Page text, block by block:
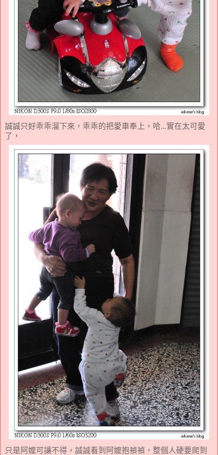
誠誠只好乖乖溜下來，乖乖的把愛車奉上，哈...實在太可愛
了，
只是阿嬤可讓不得，誠誠看到阿嬤抱禎禎，整個人硬要爬到